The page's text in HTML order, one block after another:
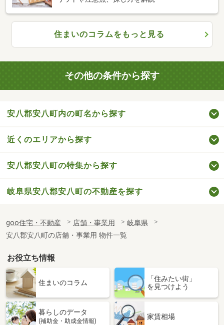
住まいのコラムをもっと見る
その他の条件から探す
安八郡安八町内の町名から探す
近くのエリアから探す
安八郡安八町の特集から探す
岐阜県安八郡安八町の不動産を探す
goo住宅・不動産 店舗・事業用
岐阜県
安八郡安八町の店舗・事業用 物件一覧
お役立ち情報
住まいのコラム
「住みたい街」
を見つけよう
暮らしのデータ
(補助金・助成金情報)
家賃相場